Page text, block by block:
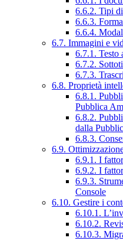
6.6.2. Tipi
6.6.3.
6.6.4.
6.7. Immagini e
6.7.1. Testo
6.7.2.
6.7.3.
6.8. Proprietà
6.8.1.
Pubblica
6.8.2.
dalla
6.8.3.
6.9.
6.9.1. I
6.9.2. I
6.9.3.
Console
6.10. Gestire i
6.10.1.
6.10.2.
6.10.3.